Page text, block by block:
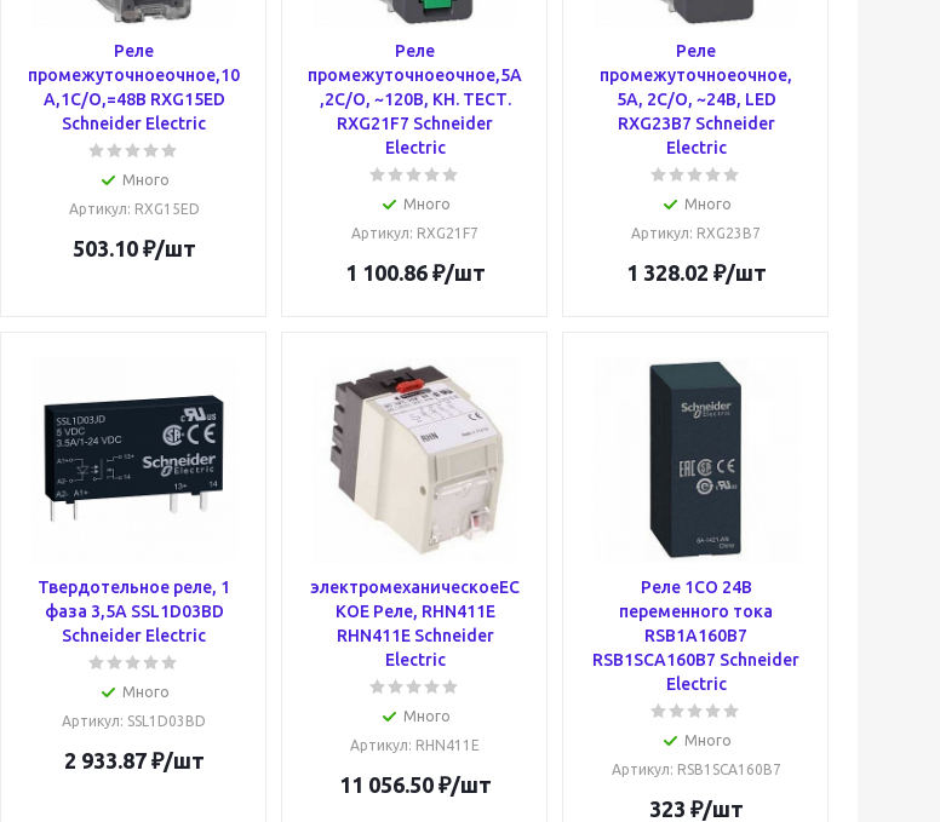
Реле
промежуточноеочное,10
А,1С/О,=48В RXG15ED
Schneider Electric
Много
Артикул: RXG15ED
503.10₽/шт
Реле
промежуточноеочное,5А
,2С/О, ~120В, КН. ТЕСТ.
RXG21F7 Schneider
Electric
Много
Артикул: RXG21F7
1 100.86₽/шт
Реле
промежуточноеочное,
5А, 2С/О, ~24В, LED
RXG23B7 Schneider
Electric
Много
Артикул: RXG23B7
1 328.02 ₽/шт
Твердотельное реле, 1
фаза 3,5А SSL1D03BD
Schneider Electric
Много
Артикул: SSL1D03BD
2 933.87₽/шт
электромеханическоеЕС
КОЕ Реле, RHN411E
RHN411E Schneider
Electric
Много
Артикул: RHN411E
11 056.50₽/шт
Реле 1CO 24В
переменного тока
RSB1A160B7
RSB1SCA160B7 Schneider
Electric
Много
Артикул: RSB1SCA160B7
323 ₽/шт